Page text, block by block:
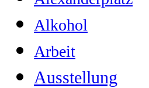
Alkohol
Arbeit
Ausstellung